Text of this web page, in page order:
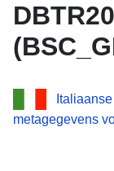
metagegevens